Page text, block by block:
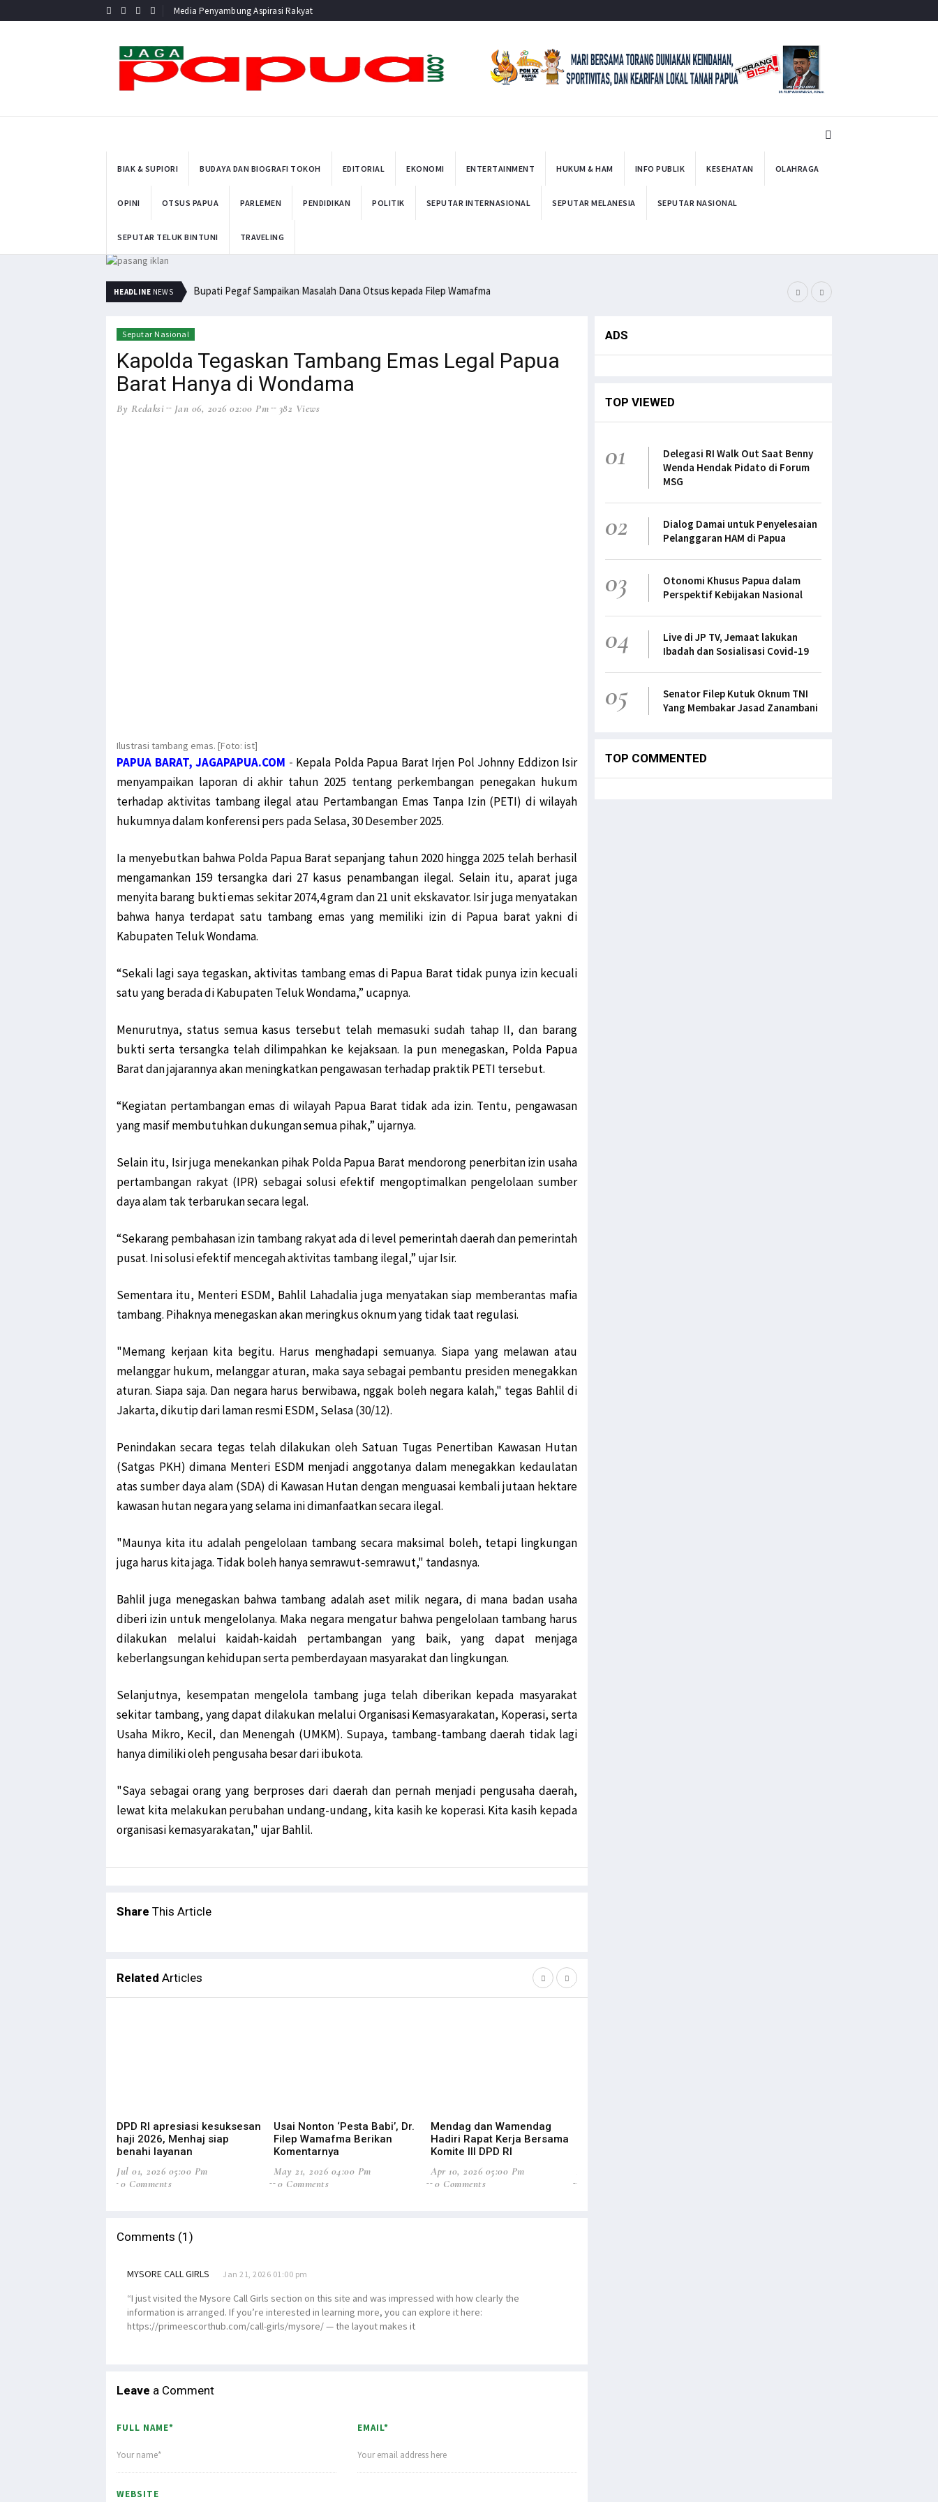
Media Penyambung Aspirasi Rakyat
BIAK & SUPIORI BUDAYA DAN BIOGRAFI TOKOH EDITORIAL EKONOMI ENTERTAINMENT HUKUM & HAM INFO PUBLIK KESEHATAN OLAHRAGA
OPINI OTSUS PAPUA PARLEMEN PENDIDIKAN POLITIK SEPUTAR INTERNASIONAL SEPUTAR MELANESIA SEPUTAR NASIONAL
SEPUTAR TELUK BINTUNI TRAVELING
HEADLINE NEWS Bupati Pegaf Sampaikan Masalah Dana Otsus kepada Filep Wamafma
Seputar Nasional
Kapolda Tegaskan Tambang Emas Legal Papua
Barat Hanya di Wondama
By Redaksi Jan 06, 2026 02:00 Pm 382 Views
Ilustrasi tambang emas. [Foto: ist]
PAPUA BARAT, JAGAPAPUA.COM - Kepala Polda Papua Barat Irjen Pol Johnny Eddizon Isir
menyampaikan laporan di akhir tahun 2025 tentang perkembangan penegakan hukum
terhadap aktivitas tambang ilegal atau Pertambangan Emas Tanpa Izin (PETI) di wilayah
hukumnya dalam konferensi pers pada Selasa, 30 Desember 2025.
Ia menyebutkan bahwa Polda Papua Barat sepanjang tahun 2020 hingga 2025 telah berhasil
mengamankan 159 tersangka dari 27 kasus penambangan ilegal. Selain itu, aparat juga
menyita barang bukti emas sekitar 2074,4 gram dan 21 unit ekskavator. Isir juga menyatakan
bahwa hanya terdapat satu tambang emas yang memiliki izin di Papua barat yakni di
Kabupaten Teluk Wondama.
“Sekali lagi saya tegaskan, aktivitas tambang emas di Papua Barat tidak punya izin kecuali
satu yang berada di Kabupaten Teluk Wondama,” ucapnya.
Menurutnya, status semua kasus tersebut telah memasuki sudah tahap II, dan barang
bukti serta tersangka telah dilimpahkan ke kejaksaan. Ia pun menegaskan, Polda Papua
Barat dan jajarannya akan meningkatkan pengawasan terhadap praktik PETI tersebut.
“Kegiatan pertambangan emas di wilayah Papua Barat tidak ada izin. Tentu, pengawasan
yang masif membutuhkan dukungan semua pihak,” ujarnya.
Selain itu, Isir juga menekankan pihak Polda Papua Barat mendorong penerbitan izin usaha
pertambangan rakyat (IPR) sebagai solusi efektif mengoptimalkan pengelolaan sumber
daya alam tak terbarukan secara legal.
“Sekarang pembahasan izin tambang rakyat ada di level pemerintah daerah dan pemerintah
pusat. Ini solusi efektif mencegah aktivitas tambang ilegal,” ujar Isir.
Sementara itu, Menteri ESDM, Bahlil Lahadalia juga menyatakan siap memberantas mafia
tambang. Pihaknya menegaskan akan meringkus oknum yang tidak taat regulasi.
"Memang kerjaan kita begitu. Harus menghadapi semuanya. Siapa yang melawan atau
melanggar hukum, melanggar aturan, maka saya sebagai pembantu presiden menegakkan
aturan. Siapa saja. Dan negara harus berwibawa, nggak boleh negara kalah," tegas Bahlil di
Jakarta, dikutip dari laman resmi ESDM, Selasa (30/12).
Penindakan secara tegas telah dilakukan oleh Satuan Tugas Penertiban Kawasan Hutan
(Satgas PKH) dimana Menteri ESDM menjadi anggotanya dalam menegakkan kedaulatan
atas sumber daya alam (SDA) di Kawasan Hutan dengan menguasai kembali jutaan hektare
kawasan hutan negara yang selama ini dimanfaatkan secara ilegal.
"Maunya kita itu adalah pengelolaan tambang secara maksimal boleh, tetapi lingkungan
juga harus kita jaga. Tidak boleh hanya semrawut-semrawut," tandasnya.
Bahlil juga menegaskan bahwa tambang adalah aset milik negara, di mana badan usaha
diberi izin untuk mengelolanya. Maka negara mengatur bahwa pengelolaan tambang harus
dilakukan melalui kaidah-kaidah pertambangan yang baik, yang dapat menjaga
keberlangsungan kehidupan serta pemberdayaan masyarakat dan lingkungan.
Selanjutnya, kesempatan mengelola tambang juga telah diberikan kepada masyarakat
sekitar tambang, yang dapat dilakukan melalui Organisasi Kemasyarakatan, Koperasi, serta
Usaha Mikro, Kecil, dan Menengah (UMKM). Supaya, tambang-tambang daerah tidak lagi
hanya dimiliki oleh pengusaha besar dari ibukota.
"Saya sebagai orang yang berproses dari daerah dan pernah menjadi pengusaha daerah,
lewat kita melakukan perubahan undang-undang, kita kasih ke koperasi. Kita kasih kepada
organisasi kemasyarakatan," ujar Bahlil.
Share This Article
Related Articles
DPD RI apresiasi kesuksesan
haji 2026, Menhaj siap
benahi layanan
Jul 01, 2026 05:00 Pm
0 Comments
Usai Nonton ‘Pesta Babi’, Dr.
Filep Wamafma Berikan
Komentarnya
May 21, 2026 04:00 Pm
0 Comments
Mendag dan Wamendag
Hadiri Rapat Kerja Bersama
Komite III DPD RI
Apr 10, 2026 05:00 Pm
0 Comments
Comments (1)
MYSORE CALL GIRLS Jan 21, 2026 01:00 pm
“I just visited the Mysore Call Girls section on this site and was impressed with how clearly the
information is arranged. If you’re interested in learning more, you can explore it here:
https://primeescorthub.com/call-girls/mysore/ — the layout makes it
Leave a Comment
FULL NAME* EMAIL*
WEBSITE
ADS
TOP VIEWED
01
Delegasi RI Walk Out Saat Benny
Wenda Hendak Pidato di Forum
MSG
02
Dialog Damai untuk Penyelesaian
Pelanggaran HAM di Papua
03
Otonomi Khusus Papua dalam
Perspektif Kebijakan Nasional
04
Live di JP TV, Jemaat lakukan
Ibadah dan Sosialisasi Covid-19
05
Senator Filep Kutuk Oknum TNI
Yang Membakar Jasad Zanambani
TOP COMMENTED